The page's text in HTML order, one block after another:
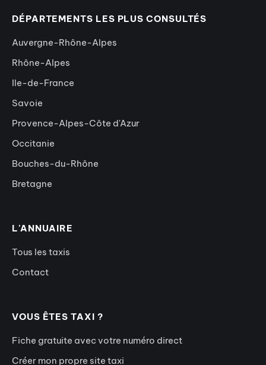
DÉPARTEMENTS LES PLUS CONSULTÉS
Auvergne-Rhône-Alpes
Rhône-Alpes
Ile-de-France
Savoie
Provence-Alpes-Côte d'Azur
Occitanie
Bouches-du-Rhône
Bretagne
L'ANNUAIRE
Tous les taxis
Contact
VOUS ÊTES TAXI ?
Fiche gratuite avec votre numéro direct
Créer mon propre site taxi